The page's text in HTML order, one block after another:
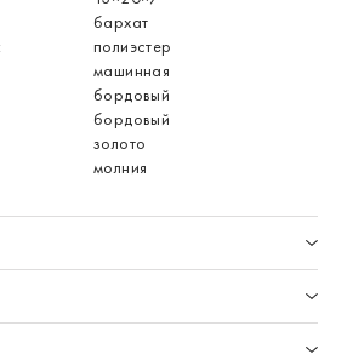
бархат
полиэстер
машинная
бордовый
бордовый
золото
молния